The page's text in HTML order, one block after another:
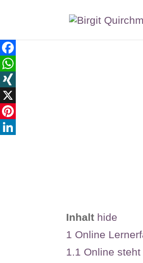
Facebook
WhatsApp
XING
X
Pinterest
Inhalt hide
1 Online
1.1 Online